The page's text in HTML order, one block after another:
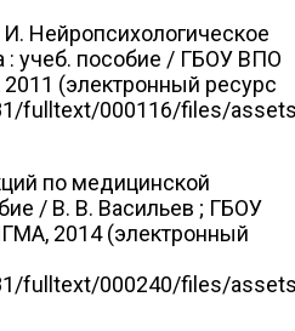
Нейропсихологическое
: учеб. пособие / ГБОУ ВПО
(электронный ресурс
fulltext/000116/files/
по медицинской
/ В. В. Васильев ; ГБОУ
2014 (электронный
fulltext/000240/files/